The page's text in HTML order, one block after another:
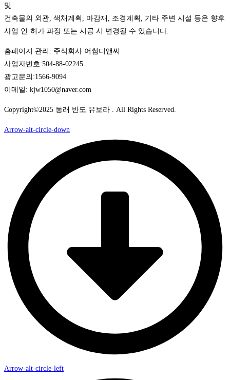
및
건축물의 외관, 색채계획, 마감재, 조경계획, 기타 주변 시설 등은 향후
사업 인·허가 과정 또는 시공 시 변경될 수 있습니다.
홈페이지 관리: 주식회사 어썸디앤씨
사업자번호:504-88-02245
광고문의:1566-9094
이메일: kjw1050@naver.com
Copyright©2025 동래 반도 유보라 . All Rights Reserved.
Arrow-alt-circle-down
Arrow-alt-circle-left